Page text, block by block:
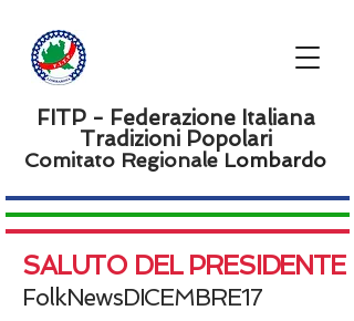
FITP - Federazione Italiana
Tradizioni Popolari
Comitato Regionale Lombardo
SALUTO DEL PRESIDENTE
FolkNewsDICEMBRE17